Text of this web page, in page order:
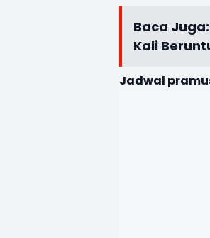
Baca Juga:
Kali
Jadwal